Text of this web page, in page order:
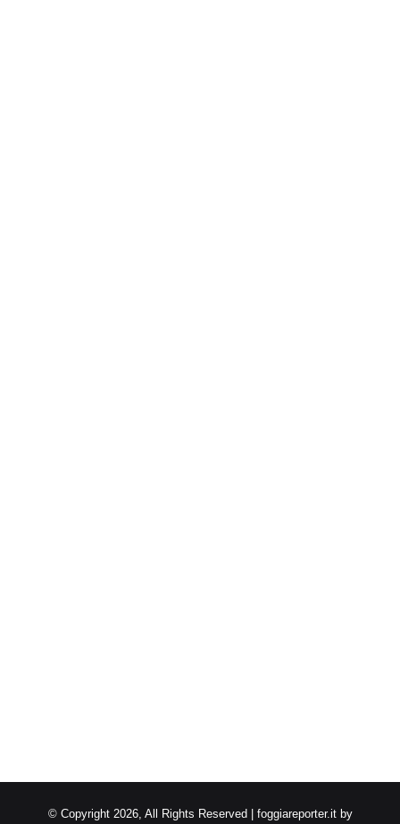
© Copyright 2026, All Rights Reserved | foggiareporter.it by